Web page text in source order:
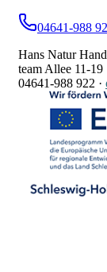
04641-988
Hans Natur
team Allee 11-19
04641-988 922 ·